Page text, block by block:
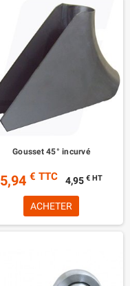
Gousset 45° incurvé
5,94 € TTC 4,95 € HT
ACHETER